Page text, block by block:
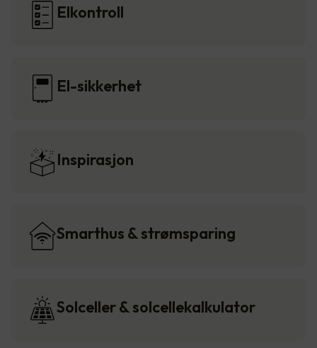
Elkontroll
El-sikkerhet
Inspirasjon
Smarthus & strømsparing
Solceller & solcellekalkulator